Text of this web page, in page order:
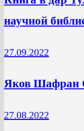
научной
27.09.2022
Яков Шафран
27.08.2022